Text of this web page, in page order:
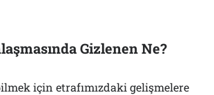
Gizlenen Ne?
için etrafımızdaki gelişmelere